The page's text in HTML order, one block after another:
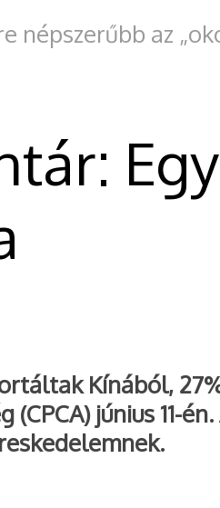
népszerűbb az
Kínából,
(CPCA) június 11-